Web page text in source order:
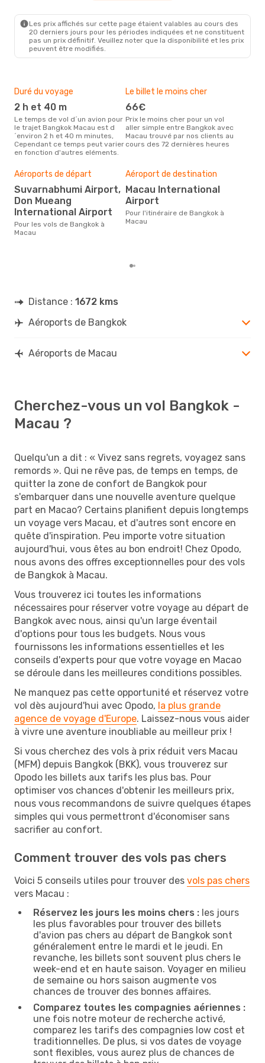
Les prix affichés sur cette page étaient valables au cours des
20 derniers jours pour les périodes indiquées et ne constituent
pas un prix définitif. Veuillez noter que la disponibilité et les prix
peuvent être modifiés.
Duré du voyage
2 h et 40 m
Le temps de vol d´un avion pour
le trajet Bangkok Macau est d
´environ 2 h et 40 m minutes,
Cependant ce temps peut varier
en fonction d'autres eléments.
Le billet le moins cher
66€
Prix le moins cher pour un vol
aller simple entre Bangkok avec
Macau trouvé par nos clients au
cours des 72 dernières heures
Aéroports de départ
Suvarnabhumi Airport,
Don Mueang
International Airport
Pour les vols de Bangkok à
Macau
Aéroport de destination
Macau International
Airport
Pour l'itinéraire de Bangkok à
Macau
Distance : 1672 kms
Aéroports de Bangkok
Aéroports de Macau
Cherchez-vous un vol Bangkok -
Macau ?
Quelqu'un a dit : « Vivez sans regrets, voyagez sans
remords ». Qui ne rêve pas, de temps en temps, de
quitter la zone de confort de Bangkok pour
s'embarquer dans une nouvelle aventure quelque
part en Macao? Certains planifient depuis longtemps
un voyage vers Macau, et d'autres sont encore en
quête d'inspiration. Peu importe votre situation
aujourd'hui, vous êtes au bon endroit! Chez Opodo,
nous avons des offres exceptionnelles pour des vols
de Bangkok à Macau.
Vous trouverez ici toutes les informations
nécessaires pour réserver votre voyage au départ de
Bangkok avec nous, ainsi qu'un large éventail
d'options pour tous les budgets. Nous vous
fournissons les informations essentielles et les
conseils d'experts pour que votre voyage en Macao
se déroule dans les meilleures conditions possibles.
Ne manquez pas cette opportunité et réservez votre
vol dès aujourd'hui avec Opodo, la plus grande
agence de voyage d'Europe. Laissez-nous vous aider
à vivre une aventure inoubliable au meilleur prix !
Si vous cherchez des vols à prix réduit vers Macau
(MFM) depuis Bangkok (BKK), vous trouverez sur
Opodo les billets aux tarifs les plus bas. Pour
optimiser vos chances d'obtenir les meilleurs prix,
nous vous recommandons de suivre quelques étapes
simples qui vous permettront d'économiser sans
sacrifier au confort.
Comment trouver des vols pas chers
Voici 5 conseils utiles pour trouver des vols pas chers
vers Macau :
Réservez les jours les moins chers : les jours
les plus favorables pour trouver des billets
d'avion pas chers au départ de Bangkok sont
généralement entre le mardi et le jeudi. En
revanche, les billets sont souvent plus chers le
week-end et en haute saison. Voyager en milieu
de semaine ou hors saison augmente vos
chances de trouver des bonnes affaires.
Comparez toutes les compagnies aériennes :
une fois notre moteur de recherche activé,
comparez les tarifs des compagnies low cost et
traditionnelles. De plus, si vos dates de voyage
sont flexibles, vous aurez plus de chances de